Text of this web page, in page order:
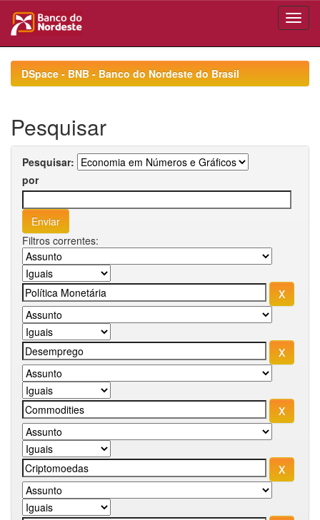
navigationDSpace - BNB - Banco do Nordeste do Brasil
Pesquisar
Pesquisar:
por
Filtros correntes: